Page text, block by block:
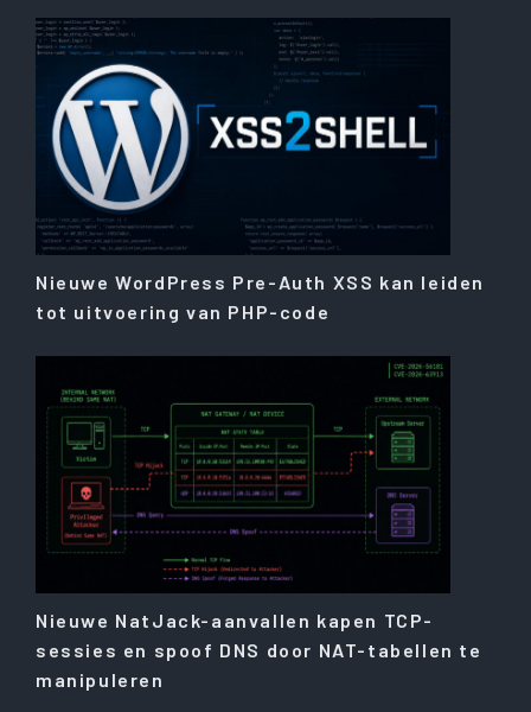
Nieuwe WordPress Pre-Auth XSS kan leiden
tot uitvoering van PHP-code
Nieuwe NatJack-aanvallen kapen TCP-
sessies en spoof DNS door NAT-tabellen te
manipuleren